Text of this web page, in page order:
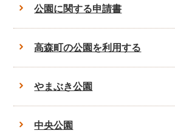
公園に関する申請書
高森町の公園を利用する
やまぶき公園
中央公園